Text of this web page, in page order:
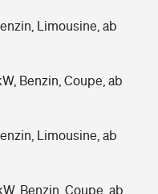
Limousine, ab
Benzin, Coupe, ab
Limousine, ab
Benzin, Coupe, ab